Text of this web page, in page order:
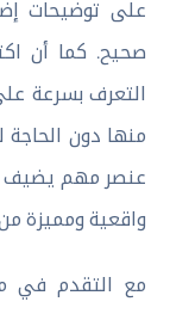
على توضيحات
صحيح. كما أن
التعرف بسرعة
منها دون
عنصر مهم يضيف
واقعية ومميزة من
مع التقدم في